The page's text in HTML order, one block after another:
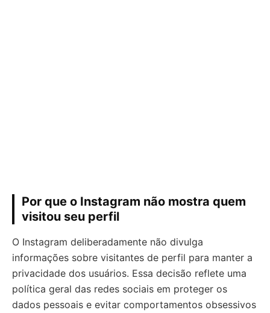
Por que o Instagram não mostra quem
visitou seu perfil
O Instagram deliberadamente não divulga
informações sobre visitantes de perfil para manter a
privacidade dos usuários. Essa decisão reflete uma
política geral das redes sociais em proteger os
dados pessoais e evitar comportamentos obsessivos